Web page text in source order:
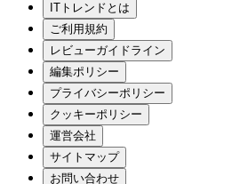
ITトレンドとは
ご利用規約
レビューガイドライン
編集ポリシー
プライバシーポリシー
クッキーポリシー
運営会社
サイトマップ
お問い合わせ